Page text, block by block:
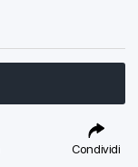
Condividi